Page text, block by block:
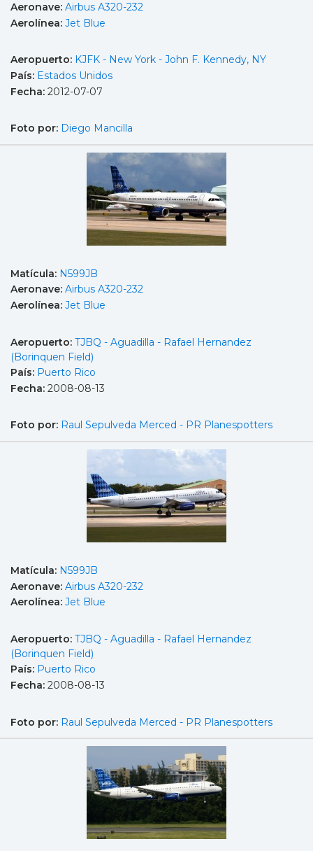
Aeronave: Airbus A320-232
Aerolínea: Jet Blue
Aeropuerto: KJFK - New York - John F. Kennedy, NY
País: Estados Unidos
Fecha: 2012-07-07
Foto por: Diego Mancilla
Matícula: N599JB
Aeronave: Airbus A320-232
Aerolínea: Jet Blue
Aeropuerto: TJBQ - Aguadilla - Rafael Hernandez
(Borinquen Field)
País: Puerto Rico
Fecha: 2008-08-13
Foto por: Raul Sepulveda Merced - PR Planespotters
Matícula: N599JB
Aeronave: Airbus A320-232
Aerolínea: Jet Blue
Aeropuerto: TJBQ - Aguadilla - Rafael Hernandez
(Borinquen Field)
País: Puerto Rico
Fecha: 2008-08-13
Foto por: Raul Sepulveda Merced - PR Planespotters